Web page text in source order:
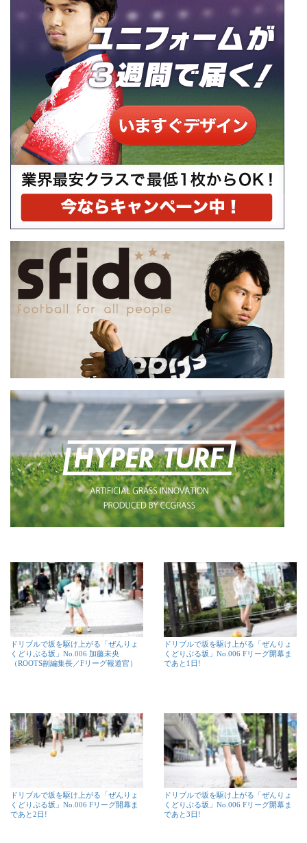
ドリブルで坂を駆け上がる「ぜんりょ
くどりぶる坂」No.006 加藤未央
（ROOTS副編集長／Fリーグ報道官）
ドリブルで坂を駆け上がる「ぜんりょ
くどりぶる坂」No.006 Fリーグ開幕ま
であと1日!
ドリブルで坂を駆け上がる「ぜんりょ
くどりぶる坂」No.006 Fリーグ開幕ま
であと2日!
ドリブルで坂を駆け上がる「ぜんりょ
くどりぶる坂」No.006 Fリーグ開幕ま
であと3日!